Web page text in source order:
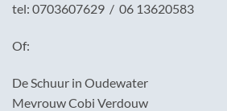
tel: 0703607629 / 06 13620583
Of:
De Schuur in Oudewater
Mevrouw Cobi Verdouw